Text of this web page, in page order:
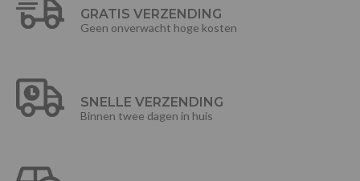
GRATIS VERZENDING
Geen onverwacht hoge kosten
SNELLE VERZENDING
Binnen twee dagen in huis